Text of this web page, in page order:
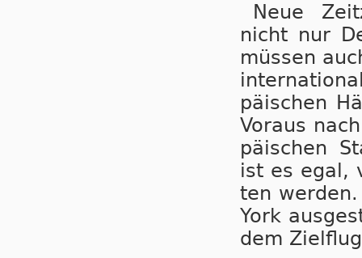
Neue
nicht nur
müs­sen
pä­i­schen
Vor­aus
pä­i­schen
ist es egal,
ten
York
dem